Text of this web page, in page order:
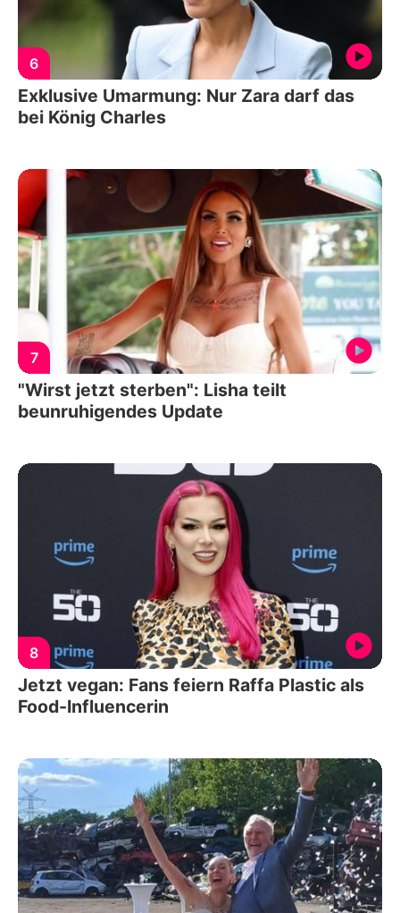
6
Exklusive Umarmung: Nur Zara darf das
bei König Charles
7
"Wirst jetzt sterben": Lisha teilt
beunruhigendes Update
8
Jetzt vegan: Fans feiern Raffa Plastic als
Food-Influencerin